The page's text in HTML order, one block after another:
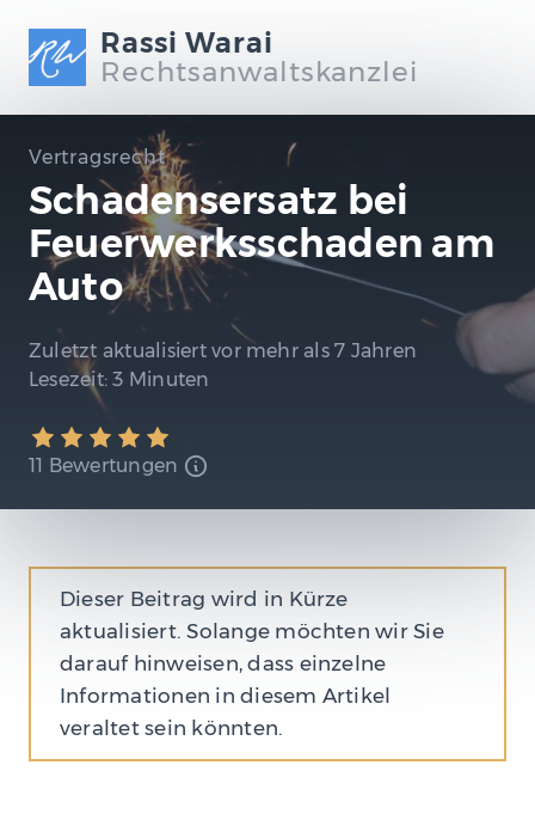
Rassi Warai
Rechtsanwaltskanzlei
Vertragsrecht
Schadensersatz bei
Feuerwerksschaden am
Auto
Zuletzt aktualisiertvor mehr als 7 Jahren
Lesezeit:3 Minuten
11 Bewertungen
Dieser Beitrag wird in Kürze
aktualisiert. Solange möchten wir Sie
darauf hinweisen, dass einzelne
Informationen in diesem Artikel
veraltet sein könnten.